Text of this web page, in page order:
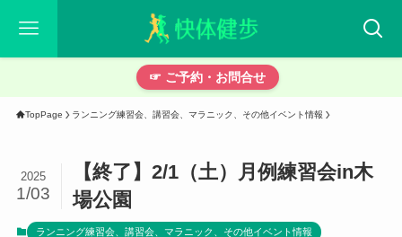
☞ ご予約・お問合せ
TopPage ランニング練習会、講習会、マラニック、その他イベント情報
【終了】2/1（土）月例練習会in木
場公園
2025
1/03
ランニング練習会、講習会、マラニック、その他イベント情報